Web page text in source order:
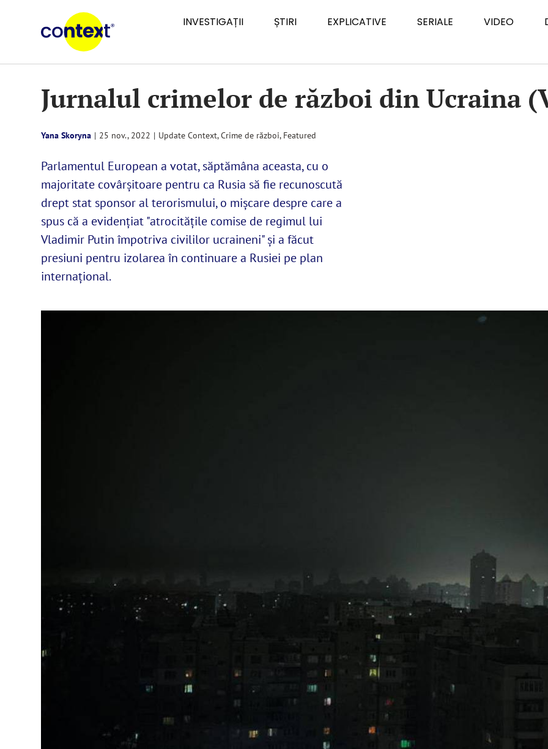
INVESTIGAȚII ȘTIRI EXPLICATIVE SERIALE VIDEO
Jurnalul crimelor de război din Ucraina
Yana Skoryna | 25 nov., 2022 | Update Context,Crime de război, Featured
Parlamentul European a votat, săptămâna aceasta, cu o
majoritate covârșitoare pentru ca Rusia să fie recunoscută
drept stat sponsor al terorismului, o mișcare despre care a
spus că a evidențiat "atrocitățile comise de regimul lui
Vladimir Putin împotriva civililor ucraineni" și a făcut
presiuni pentru izolarea în continuare a Rusiei pe plan
internațional.